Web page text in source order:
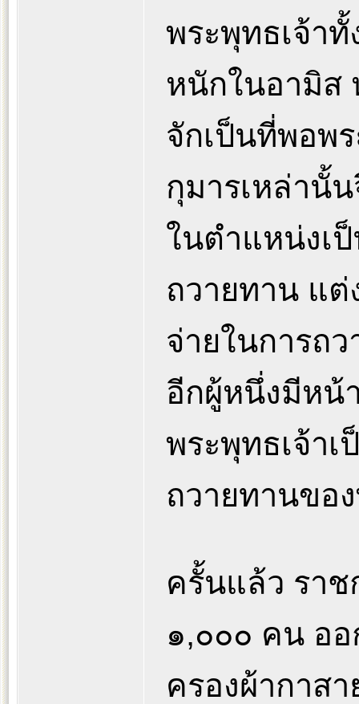
พระพุทธเจ้า
หนักในอามิส
จักเป็นที่พอพ
กุมารเหล่านั้
ในตำแหน่งเ
ถวายทาน แต่
จ่ายในการถ
อีกผู้หนึ่งมีหน้
พระพุทธเจ้า
ถวายทานขอ
ครั้นแล้ว ราช
๑,๐๐๐ คน อ
ครองผ้ากาส